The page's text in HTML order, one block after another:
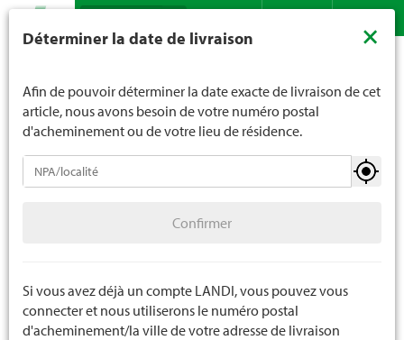
Recherche
Plantes d'intérieur
Plantes de chambre
Arrangements
Déterminer la date de livraison ×
Afin de pouvoir déterminer la date exacte de livraison de cet
article, nous avons besoin de votre numéro postal
d'acheminement ou de votre lieu de résidence.
Confirmer
Si vous avez déjà un compte LANDI, vous pouvez vous
connecter et nous utiliserons le numéro postal
d'acheminement/la ville de votre adresse de livraison
moins de 16 ans. La limite d'âge est de 18 ans pour les
nous indiquez votre âge de manière contraignante.